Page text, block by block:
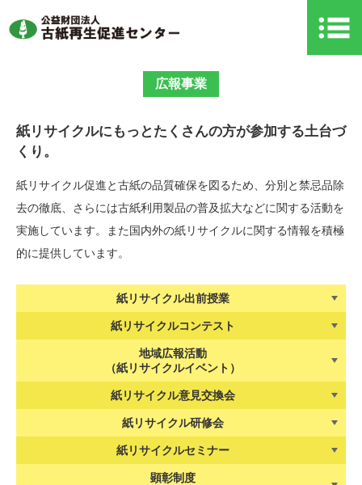
広報事業
紙リサイクルにもっとたくさんの方が参加する土台づ
くり。
紙リサイクル促進と古紙の品質確保を図るため、分別と禁忌品除
去の徹底、さらには古紙利用製品の普及拡大などに関する活動を
実施しています。また国内外の紙リサイクルに関する情報を積極
的に提供しています。
紙リサイクル出前授業
紙リサイクルコンテスト
地域広報活動
（紙リサイクルイベント）
紙リサイクル意見交換会
紙リサイクル研修会
紙リサイクルセミナー
顕彰制度